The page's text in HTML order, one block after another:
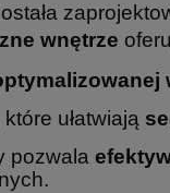
wnętrze
ułatwiają
pozwala